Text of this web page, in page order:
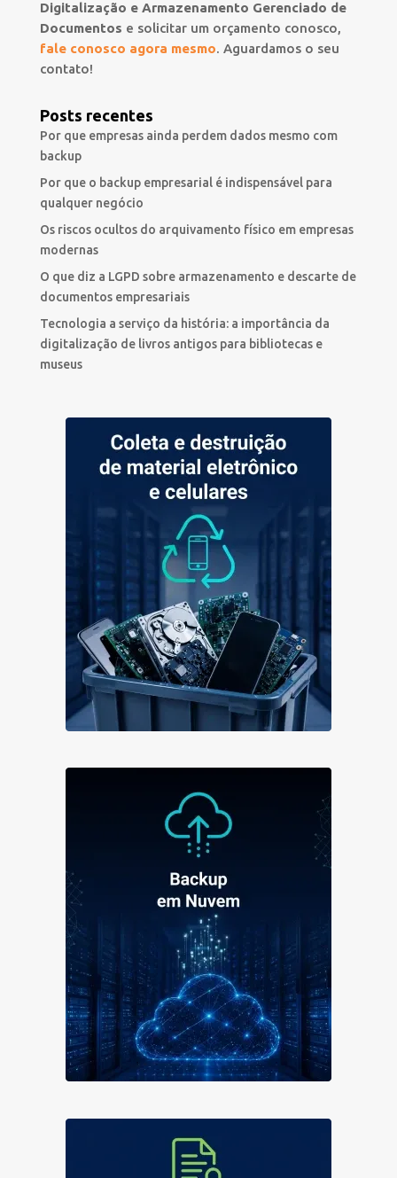
Digitalização e Armazenamento Gerenciado de
Documentos e solicitar um orçamento conosco,
fale conosco agora mesmo. Aguardamos o seu
contato!
Posts recentes
Por que empresas ainda perdem dados mesmo com
backup
Por que o backup empresarial é indispensável para
qualquer negócio
Os riscos ocultos do arquivamento físico em empresas
modernas
O que diz a LGPD sobre armazenamento e descarte de
documentos empresariais
Tecnologia a serviço da história: a importância da
digitalização de livros antigos para bibliotecas e
museus